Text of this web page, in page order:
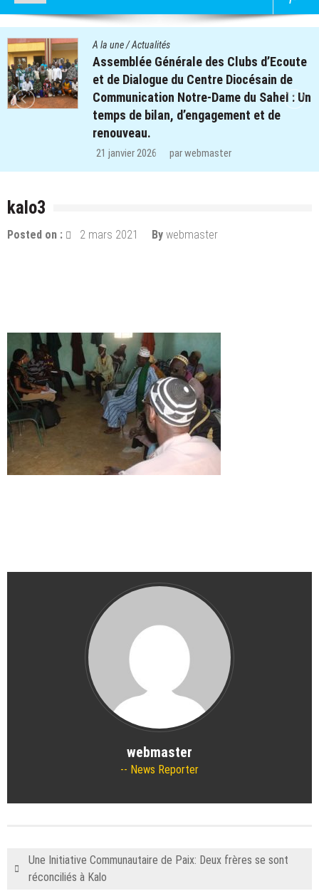
A la une/Actualités
Quatre cent soixante-deux (462) enfants
des clubs d’écoute du projet REPERE
retrouvent le chemin de l’école dans les
régions de Koulsé et de Yaadga.
29 décembre 2025
kalo3
Posted on : 2 mars 2021 By webmaster
webmaster
News Reporter
Une Initiative Communautaire de Paix: Deux frères se sont
réconciliés à Kalo